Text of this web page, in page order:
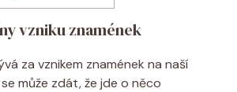
vzniku znamének
za vznikem znamének na naší
může zdát, že jde o něco